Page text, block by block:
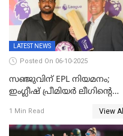
LATEST NEWS
Posted On 06-10-2025
സഞ്ജുവിന് EPL നിയമനം;
ഇംഗ്ലീഷ് പ്രീമിയര്‍ ലീഗിന്‍റെ
അംബാസഡര്‍
1 Min Read View All